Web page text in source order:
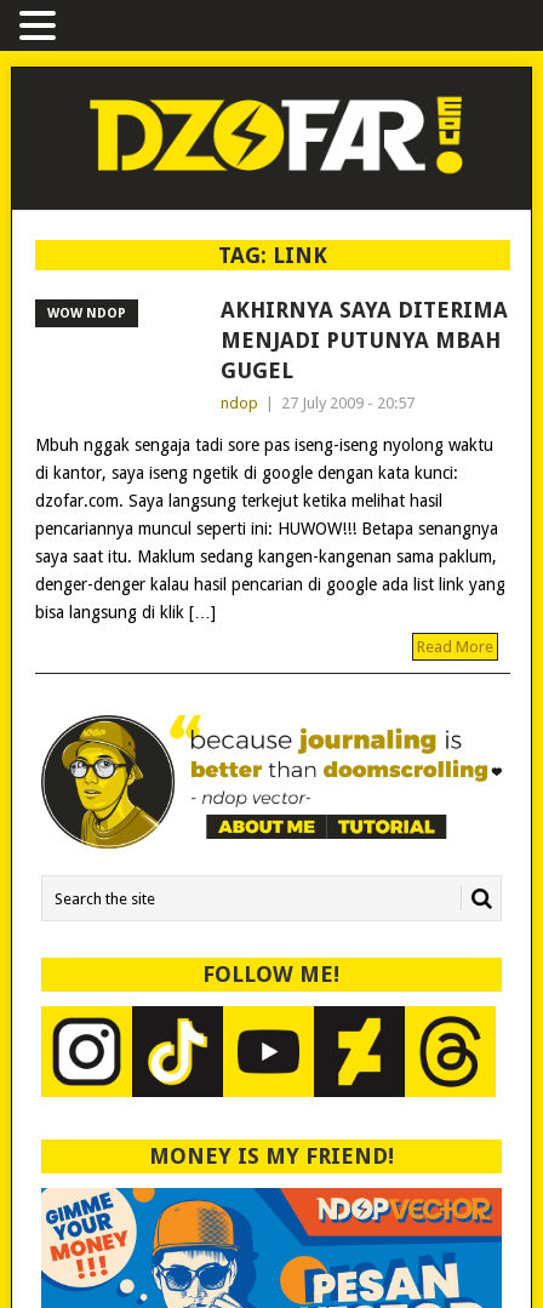
TAG: LINK
WOW NDOP
AKHIRNYA SAYA DITERIMA
MENJADI PUTUNYA MBAH
GUGEL
ndop 27 July 2009 - 20:57
Mbuh nggak sengaja tadi sore pas iseng-iseng nyolong waktu
di kantor, saya iseng ngetik di google dengan kata kunci:
dzofar.com. Saya langsung terkejut ketika melihat hasil
pencariannya muncul seperti ini: HUWOW!!! Betapa senangnya
saya saat itu. Maklum sedang kangen-kangenan sama paklum,
denger-denger kalau hasil pencarian di google ada list link yang
bisa langsung di klik […]
Read More
FOLLOW ME!
MONEY IS MY FRIEND!